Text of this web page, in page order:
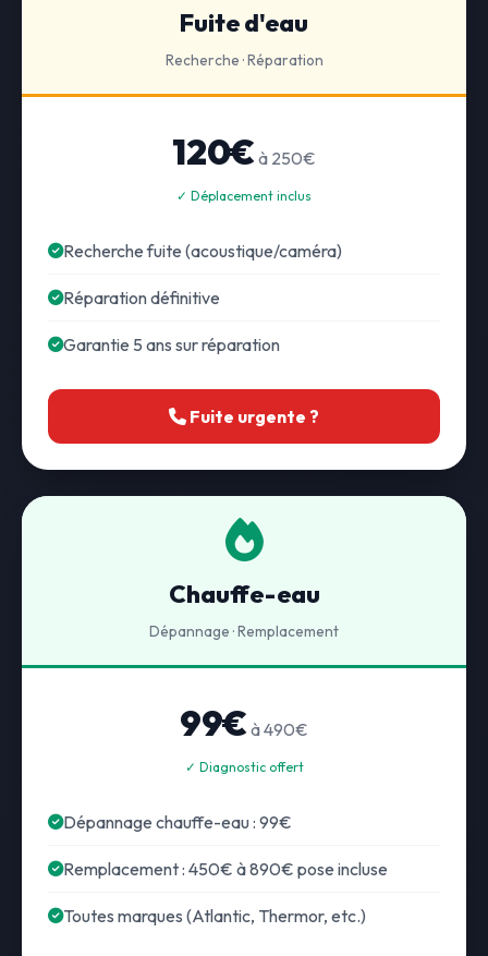
Fuite d'eau
Recherche · Réparation
120€ à 250€
✓ Déplacement inclus
Recherche fuite (acoustique/caméra)
Réparation définitive
Garantie 5 ans sur réparation
Fuite urgente ?
Chauffe-eau
Dépannage · Remplacement
99€ à 490€
✓ Diagnostic offert
Dépannage chauffe-eau : 99€
Remplacement : 450€ à 890€ pose incluse
Toutes marques (Atlantic, Thermor, etc.)